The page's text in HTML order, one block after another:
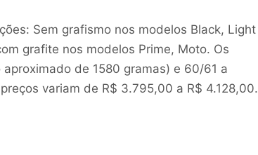
Sem grafismo nos modelos Black, Light
grafite nos modelos Prime, Moto. Os
de 1580 gramas) e 60/61 a
variam de R$ 3.795,00 a R$